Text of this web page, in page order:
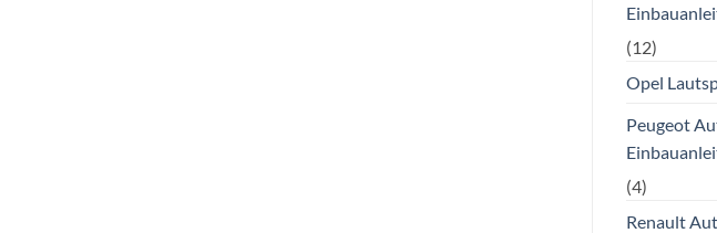
(12)
Opel
Peugeot
(4)
Renault